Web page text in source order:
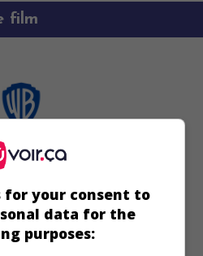
film
for your consent to
data for the
purposes: